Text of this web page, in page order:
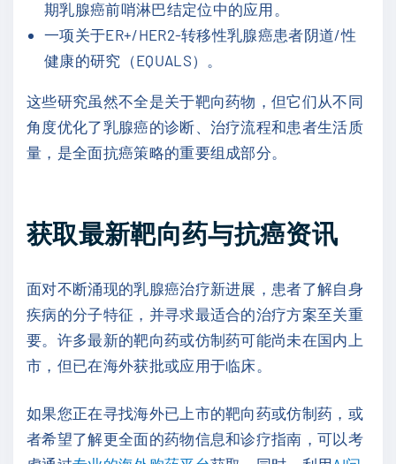
期乳腺癌前哨淋巴结定位中的应用。
一项关于ER+/HER2-转移性乳腺癌患者阴道/性
健康的研究（EQUALS）。
这些研究虽然不全是关于靶向药物，但它们从不同
角度优化了乳腺癌的诊断、治疗流程和患者生活质
量，是全面抗癌策略的重要组成部分。
获取最新靶向药与抗癌资讯
面对不断涌现的乳腺癌治疗新进展，患者了解自身
疾病的分子特征，并寻求最适合的治疗方案至关重
要。许多最新的靶向药或仿制药可能尚未在国内上
市，但已在海外获批或应用于临床。
如果您正在寻找海外已上市的靶向药或仿制药，或
者希望了解更全面的药物信息和诊疗指南，可以考